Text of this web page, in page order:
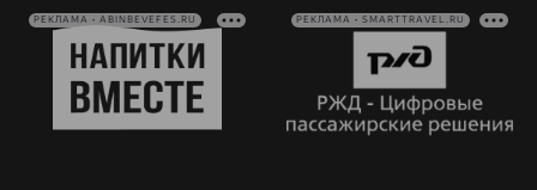
РЕКЛАМА • ABINBEVEFES.RU РЕКЛАМА • SMARTTRAVEL.RU